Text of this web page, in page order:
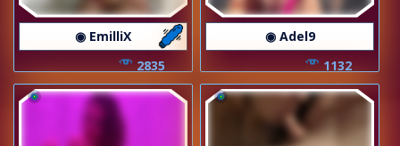
◉ EmilliX
2835
◉ Adel9
1132